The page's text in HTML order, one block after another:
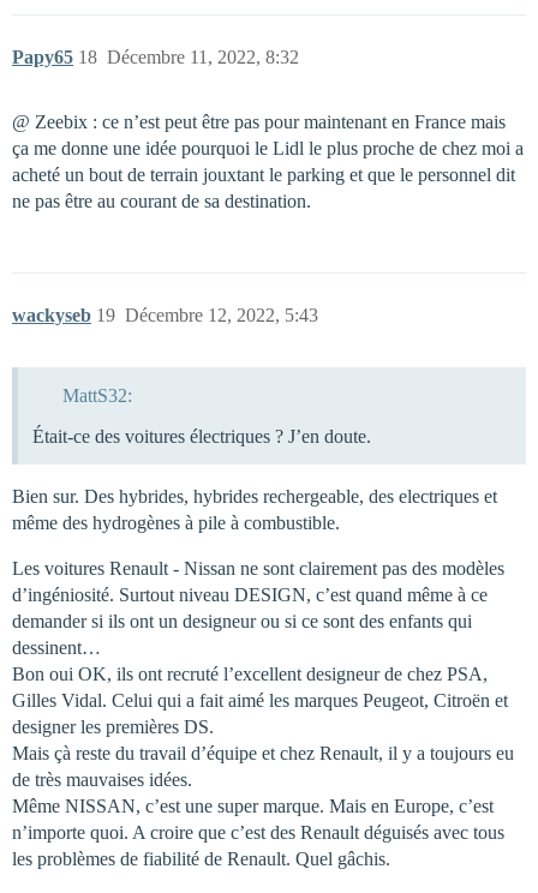
Papy65 Décembre 11, 2022, 8:32
18
@ Zeebix : ce n’est peut être pas pour maintenant en France mais
ça me donne une idée pourquoi le Lidl le plus proche de chez moi a
acheté un bout de terrain jouxtant le parking et que le personnel dit
ne pas être au courant de sa destination.
wackyseb Décembre 12, 2022, 5:43
19
MattS32:
Était-ce des voitures électriques ? J’en doute.
Bien sur. Des hybrides, hybrides rechergeable, des electriques et
même des hydrogènes à pile à combustible.
Les voitures Renault - Nissan ne sont clairement pas des modèles
d’ingéniosité. Surtout niveau DESIGN, c’est quand même à ce
demander si ils ont un designeur ou si ce sont des enfants qui
dessinent…
Bon oui OK, ils ont recruté l’excellent designeur de chez PSA,
Gilles Vidal. Celui qui a fait aimé les marques Peugeot, Citroën et
designer les premières DS.
Mais çà reste du travail d’équipe et chez Renault, il y a toujours eu
de très mauvaises idées.
Même NISSAN, c’est une super marque. Mais en Europe, c’est
n’importe quoi. A croire que c’est des Renault déguisés avec tous
les problèmes de fiabilité de Renault. Quel gâchis.